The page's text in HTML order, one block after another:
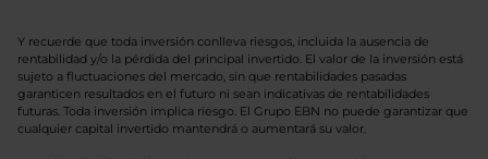
Y recuerde que toda inversión conlleva riesgos, incluida la ausencia de
rentabilidad y/o la pérdida del principal invertido. El valor de la inversión está
sujeto a fluctuaciones del mercado, sin que rentabilidades pasadas
garanticen resultados en el futuro ni sean indicativas de rentabilidades
futuras. Toda inversión implica riesgo. El Grupo EBN no puede garantizar que
cualquier capital invertido mantendrá o aumentará su valor.